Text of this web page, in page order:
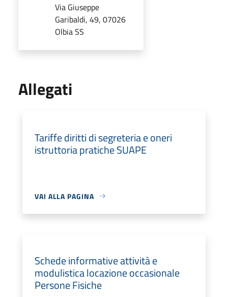
Via Giuseppe
Garibaldi, 49, 07026
Olbia SS
Allegati
Tariffe diritti di segreteria e oneri
istruttoria pratiche SUAPE
VAI ALLA PAGINA
Schede informative attività e
modulistica locazione occasionale
Persone Fisiche